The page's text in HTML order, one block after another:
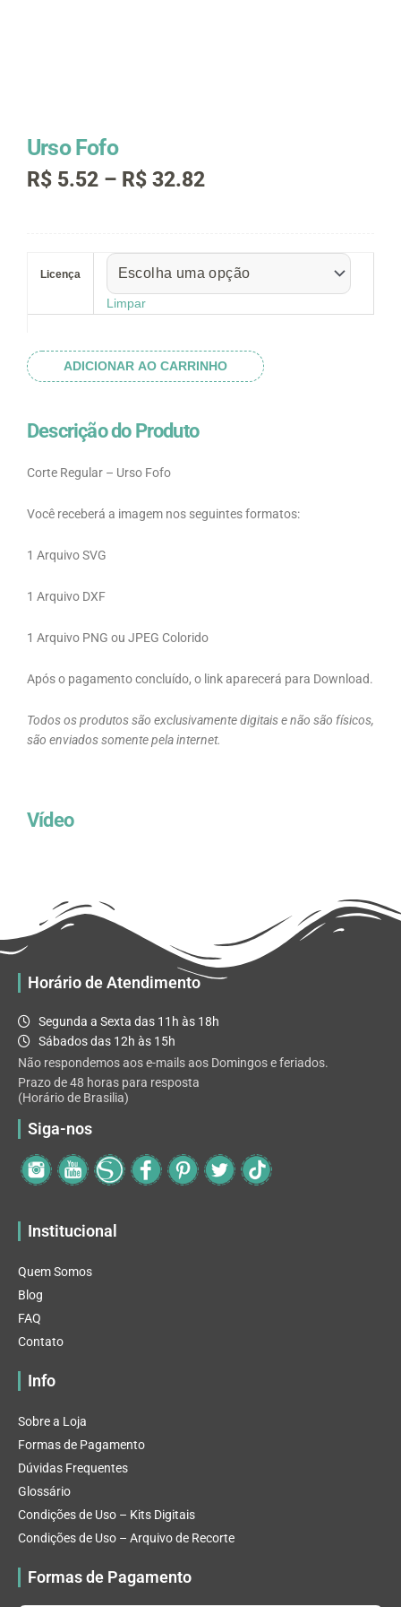
Urso Fofo
R$ 5.52 – R$ 32.82Faixa
através
R$ 32.82
Licença
Limpar
quantidade
ADICIONAR AO CARRINHO
Descrição do Produto
Corte Regular – Urso Fofo
Você receberá a imagem nos seguintes formatos:
1 Arquivo SVG
1 Arquivo DXF
1 Arquivo PNG ou JPEG Colorido
Após o pagamento concluído, o link aparecerá para Download.
Todos os produtos são exclusivamente digitais e não são físicos,
são enviados somente pela internet.
Vídeo
Horário de Atendimento
Segunda a Sexta das 11h às 18h
Sábados das 12h às 15h
Não respondemos aos e-mails aos Domingos e feriados.
Prazo de 48 horas para resposta
(Horário de Brasilia)
Siga-nos
Institucional
Quem Somos
Blog
FAQ
Contato
Info
Sobre a Loja
Formas de Pagamento
Dúvidas Frequentes
Glossário
Condições de Uso – Kits Digitais
Condições de Uso – Arquivo de Recorte
Formas de Pagamento